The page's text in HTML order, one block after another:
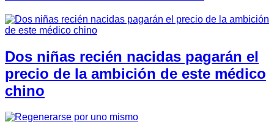
Dos niñas recién nacidas pagarán el
precio de la ambición de este médico
chino